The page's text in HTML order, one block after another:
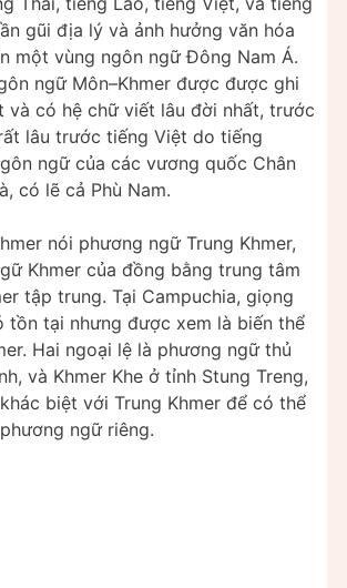
gũi địa lý và ảnh hưởng văn hóa
một vùng ngôn ngữ Đông Nam Á.
ngữ Môn–Khmer được được ghi
và có hệ chữ viết lâu đời nhất, trước
lâu trước tiếng Việt do tiếng
ngữ của các vương quốc Chân
có lẽ cả Phù Nam.
nói phương ngữ Trung Khmer,
Khmer của đồng bằng trung tâm
tập trung. Tại Campuchia, giọng
tồn tại nhưng được xem là biến thể
Hai ngoại lệ là phương ngữ thủ
và Khmer Khe ở tỉnh Stung Treng,
biệt với Trung Khmer để có thể
ngữ riêng.